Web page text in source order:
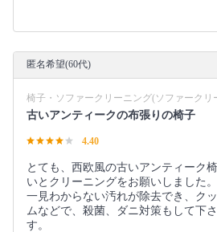
匿名希望(60代)
椅子・ソファークリーニング(ソファークリ
古いアンティークの布張りの椅子
4.40
とても、西欧風の古いアンティーク
いとクリーニングをお願いしました。
一見わからない汚れが除去でき、ク
ムなどで、殺菌、ダニ対策もして下
す。